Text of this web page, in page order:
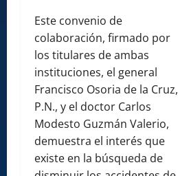
Este convenio de
colaboración, firmado por
los titulares de ambas
instituciones, el general
Francisco Osoria de la Cruz,
P.N., y el doctor Carlos
Modesto Guzmán Valerio,
demuestra el interés que
existe en la búsqueda de